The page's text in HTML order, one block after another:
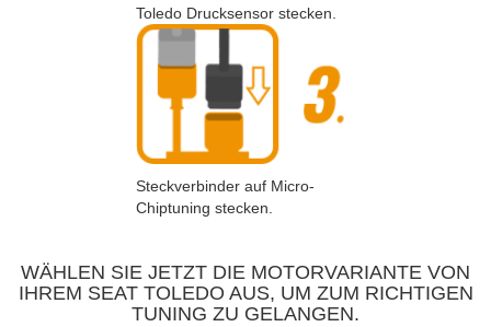
Toledo Drucksensor stecken.
Steckverbinder auf Micro-
Chiptuning stecken.
WÄHLEN SIE JETZT DIE MOTORVARIANTE VON
IHREM SEAT TOLEDO AUS, UM ZUM RICHTIGEN
TUNING ZU GELANGEN.